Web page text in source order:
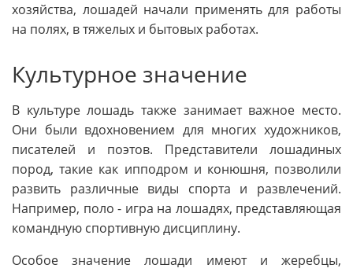
хозяйства, лошадей начали применять для работы
на полях, в тяжелых и бытовых работах.
Культурное значение
В культуре лошадь также занимает важное место.
Они были вдохновением для многих художников,
писателей и поэтов. Представители лошадиных
пород, такие как ипподром и конюшня, позволили
развить различные виды спорта и развлечений.
Например, поло - игра на лошадях, представляющая
командную спортивную дисциплину.
Особое значение лошади имеют и жеребцы,